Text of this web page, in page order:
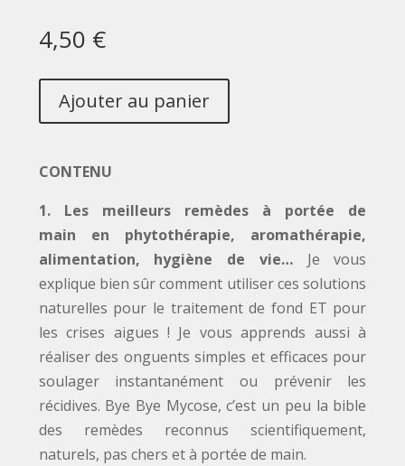
4,50 €
Ajouter au panier
CONTENU
1. Les meilleurs remèdes à portée de
main en phytothérapie, aromathérapie,
alimentation, hygiène de vie… Je vous
explique bien sûr comment utiliser ces solutions
naturelles pour le traitement de fond ET pour
les crises aigues ! Je vous apprends aussi à
réaliser des onguents simples et efficaces pour
soulager instantanément ou prévenir les
récidives. Bye Bye Mycose, c’est un peu la bible
des remèdes reconnus scientifiquement,
naturels, pas chers et à portée de main.